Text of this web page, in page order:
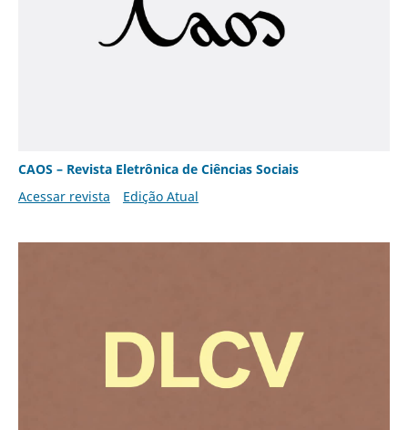
CAOS – Revista Eletrônica de Ciências Sociais
Acessar revista
Edição Atual